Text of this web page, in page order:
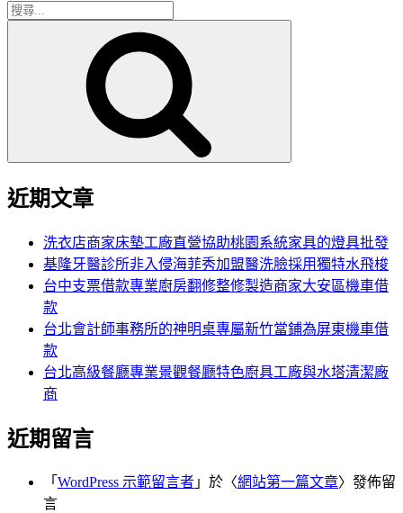
搜
近期文章
洗衣店商家床墊工廠直營協助桃園系統家具的燈具批發
基隆牙醫診所非入侵海菲秀加盟醫洗臉採用獨特水飛梭
台中支票借款專業廚房翻修整修製造商家大安區機車借
款
台北會計師事務所的神明桌專屬新竹當鋪為屏東機車借
款
台北高級餐廳專業景觀餐廳特色廚具工廠與水塔清潔廠
商
近期留言
「 WordPress 示範留言者 」於〈網站第一篇文章〉發佈留
言